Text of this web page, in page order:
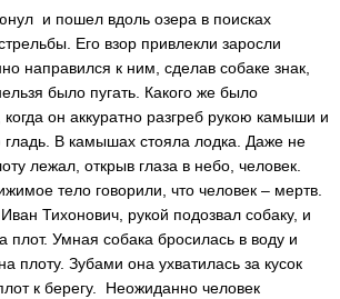
и пошел вдоль озера в поисках
Его взор привлекли заросли
направился к ним, сделав собаке знак,
было пугать. Какого же было
он аккуратно разгреб рукою камыши и
гладь. В камышах стояла лодка. Даже не
лежал, открыв глаза в небо, человек.
тело говорили, что человек – мертв.
Тихонович, рукой подозвал собаку, и
плот. Умная собака бросилась в воду и
плоту. Зубами она ухватилась за кусок
к берегу. Неожиданно человек